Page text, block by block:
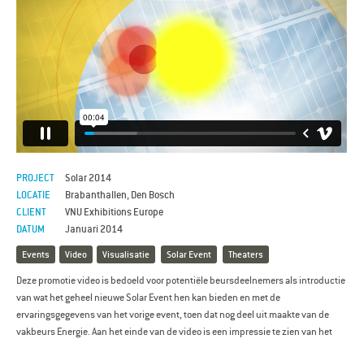
PROJECT
Solar 2014
LOCATIE
Brabanthallen, Den Bosch
CLIENT
VNU Exhibitions Europe
DATUM
Januari 2014
Events Video Visualisatie Solar Event Theaters
Deze promotie video is bedoeld voor potentiële beursdeelnemers als introductie
van wat het geheel nieuwe Solar Event hen kan bieden en met de
ervaringsgegevens van het vorige event, toen dat nog deel uit maakte van de
vakbeurs Energie. Aan het einde van de video is een impressie te zien van het